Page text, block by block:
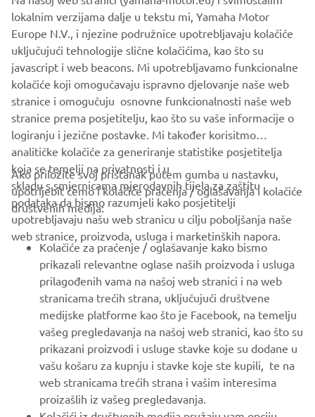
SAZNAJTE VIŠE
CORPORATE
FOR BUSINESS
MORE YAMAHA
SUPPORT
BILTEN
Budite prvi koji će saznati o najnovijim ponudama, posebnim
događajima, novim izdanjima i još mnogo toga
lokalnim verzijama dalje u tekstu mi, Yamaha Motor
Europe N.V., i njezine podružnice upotrebljavaju kolačiće
uključujući tehnologije slične kolačićima, kao što su
javascript i web beacons. Mi upotrebljavamo funkcionalne
kolačiće koji omogučavaju ispravno djelovanje naše web
stranice i omogučuju osnovne funkcionalnosti naše web
stranice prema posjetitelju, kao što su vaše informacije o
logiranju i jezične postavke. Mi također korisitmo
analitičke kolačiće za generiranje statistike posjetitelja
koja se temelji na privatnosti i u
skladu s smjernicama mjerodavnih tijela za zaštitu
podataka da bismo razumjeli kako posjetitelji
upotrebljavaju našu web stranicu u cilju poboljšanja naše
web stranice, proizvoda, usluga i marketinških napora.
Ako priložite svoj pristanak putem gumba u nastavku,
upotrijebit ćemo i kolačiće praćenja / oglašavanja i kolačiće
društvenih medija:
Kolačiće za praćenje / oglašavanje kako bismo
prikazali relevantne oglase naših proizvoda i usluga
prilagođenih vama na našoj web stranici i na web
stranicama trećih strana, uključujući društvene
medijske platforme kao što je Facebook, na temelju
vašeg pregledavanja na našoj web stranici, kao što su
prikazani proizvodi i usluge stavke koje su dodane u
vašu košaru za kupnju i stavke koje ste kupili, te na
web stranicama trećih strana i vašim interesima
proizašlih iz vašeg pregledavanja.